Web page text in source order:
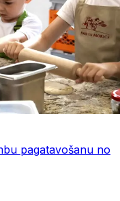
pagatavošanu no